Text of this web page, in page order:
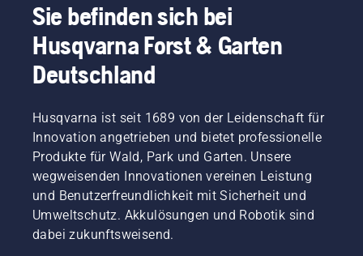
Sie befinden sich bei
Husqvarna Forst & Garten
Deutschland
Husqvarna ist seit 1689 von der Leidenschaft für
Innovation angetrieben und bietet professionelle
Produkte für Wald, Park und Garten. Unsere
wegweisenden Innovationen vereinen Leistung
und Benutzerfreundlichkeit mit Sicherheit und
Umweltschutz. Akkulösungen und Robotik sind
dabei zukunftsweisend.